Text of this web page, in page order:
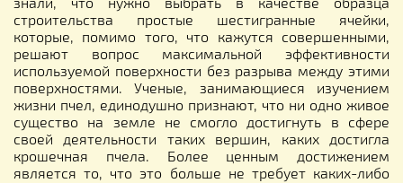
строительства простые шестигранные ячейки,
которые, помимо того, что кажутся совершенными,
решают вопрос максимальной эффективности
используемой поверхности без разрыва между этими
поверхностями. Ученые, занимающиеся изучением
жизни пчел, единодушно признают, что ни одно живое
существо на земле не смогло достигнуть в сфере
своей деятельности таких вершин, каких достигла
крошечная пчела. Более ценным достижением
является то, что это больше не требует каких-либо